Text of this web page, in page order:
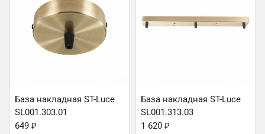
База накладная ST-Luce
SL001.303.01
649 ₽
База накладная ST-Luce
SL001.313.03
1 620 ₽